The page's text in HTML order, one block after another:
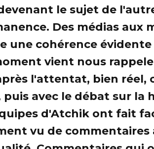
le sujet de
Des médias aux
une cohérence
vient nous
l'attentat, bien réel,
puis avec le débat sur la
d'Atchik ont fait
vu de